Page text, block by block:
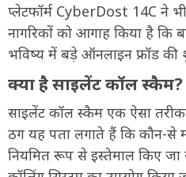
प्लेटफॉर्म CyberDost 14C ने
नागरिकों को आगाह किया है कि
भविष्य में बड़े ऑनलाइन फ्रॉड
क्या है साइलेंट कॉल स्कैम?
साइलेंट कॉल स्कैम एक ऐसा
ठग यह पता लगाते हैं कि कौन-से
नियमित रूप से इस्तेमाल किए